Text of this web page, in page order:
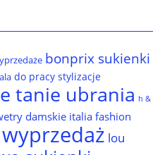
bonprix sukienki
do pracy stylizacje
tanie ubrania h &
damskie italia fashion
lou